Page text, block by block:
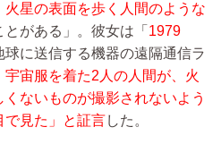
火星の表面を歩く人間のような
とがある」。彼女は「 1979
球に送信する機器の遠隔通信ラ
宇宙服を着た2人の人間が、火
ないものが撮影されないよう
で見た」と証言した。